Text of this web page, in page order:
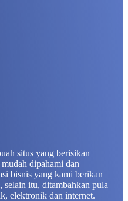
situs yang berisikan
dipahami dan
bisnis yang kami berikan
selain itu, ditambahkan pula
elektronik dan internet.